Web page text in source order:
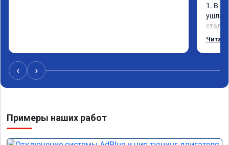
1. В
ушла
стало
Одни
‹ ›
Примеры наших работ